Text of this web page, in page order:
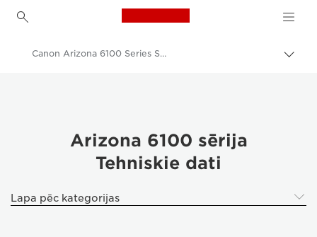
Canon Logo, back to
Produkti uzņēmumiem
Platformāta printeri
Canon Arizona 6100 Series Specifications
Arizona 6100 sērija
Tehniskie dati
Lapa pēc kategorijas